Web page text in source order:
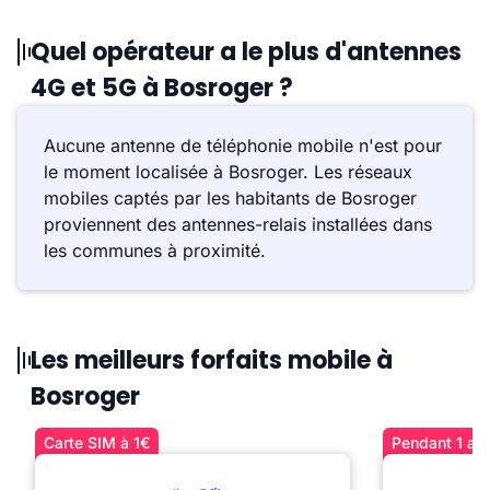
Quel opérateur a le plus d'antennes
4G et 5G à Bosroger ?
Aucune antenne de téléphonie mobile n'est pour
le moment localisée à Bosroger. Les réseaux
mobiles captés par les habitants de Bosroger
proviennent des antennes-relais installées dans
les communes à proximité.
Les meilleurs forfaits mobile à
Bosroger
Carte SIM à 1€ Pendant 1